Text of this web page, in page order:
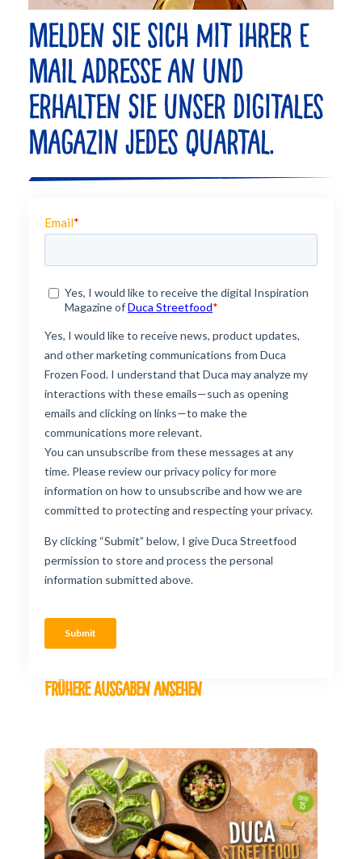
Melden Sie sich mit Ihrer E
Mail Adresse an und
erhalten Sie unser digitales
Magazin jedes Quartal.
Frühere Ausgaben ansehen